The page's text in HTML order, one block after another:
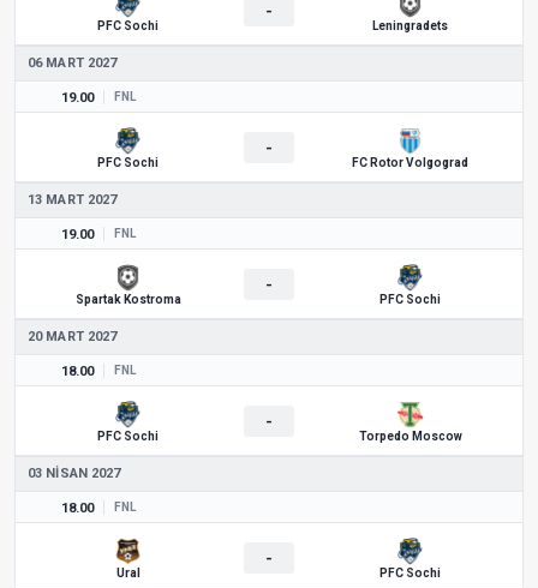
PFC Sochi
-
Leningradets
06 MART 2027
19.00 FNL
PFC Sochi
-
FC Rotor Volgograd
13 MART 2027
19.00 FNL
Spartak Kostroma
-
PFC Sochi
20 MART 2027
18.00 FNL
PFC Sochi
-
Torpedo Moscow
03 NISAN 2027
18.00 FNL
Ural
-
PFC Sochi